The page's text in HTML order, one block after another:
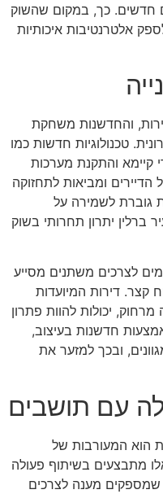
חדשים. כך, במקום שהשוק
אלטרנטיבות איכותיות
והחדשנות משחקת
טכנולוגיות חדשות כמו
קיימא והתקנת מערכות
ומביאות לתחזוקה
גוברת לשמירה על
ברלין יתרון תחרותי בשוק
לצרכים משתנים מסייע
קצר. דירות המיועדות
יכולות להוות פתרון
חדשנות בעיצוב,
ובכך למזער את
עם תושבים
הוא המעורבות של
מתבצעים בשיתוף פעולה
שמספקים מענה לצרכים